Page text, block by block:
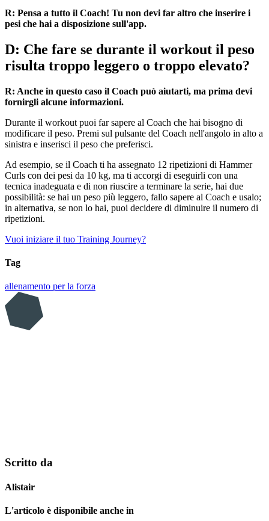
R: Pensa a tutto il Coach! Tu non devi far altro che inserire i
pesi che hai a disposizione sull'app.
D: Che fare se durante il workout il peso
risulta troppo leggero o troppo elevato?
R: Anche in questo caso il Coach può aiutarti, ma prima devi
fornirgli alcune informazioni.
Durante il workout puoi far sapere al Coach che hai bisogno di
modificare il peso. Premi sul pulsante del Coach nell'angolo in alto a
sinistra e inserisci il peso che preferisci.
Ad esempio, se il Coach ti ha assegnato 12 ripetizioni di Hammer
Curls con dei pesi da 10 kg, ma ti accorgi di eseguirli con una
tecnica inadeguata e di non riuscire a terminare la serie, hai due
possibilità: se hai un peso più leggero, fallo sapere al Coach e usalo;
in alternativa, se non lo hai, puoi decidere di diminuire il numero di
ripetizioni.
Vuoi iniziare il tuo Training Journey?
Tag
allenamento per la forza
Scritto da
Alistair
L'articolo è disponibile anche in